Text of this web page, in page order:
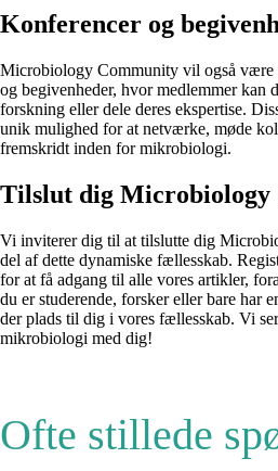
Konferencer og
Microbiology Community vil også
og begivenheder, hvor medlemmer kan
forskning eller dele deres ekspertise.
unik mulighed for at netværke, møde
fremskridt inden for mikrobiologi.
Tilslut dig Microbiology
Vi inviterer dig til at tilslutte dig
del af dette dynamiske fællesskab.
for at få adgang til alle vores artikler,
du er studerende, forsker eller bare har
der plads til dig i vores fællesskab. Vi
mikrobiologi med dig!
Ofte stillede